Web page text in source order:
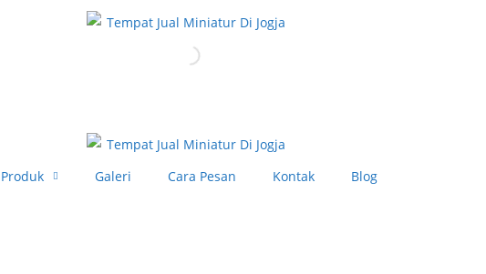
Produk Galeri Cara Pesan Kontak Blog